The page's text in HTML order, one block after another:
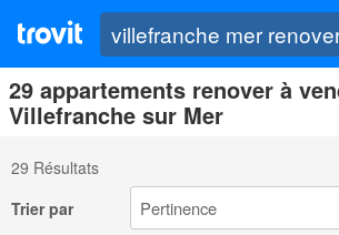
29 appartements renover à
Villefranche sur Mer
29 Résultats
Trier par